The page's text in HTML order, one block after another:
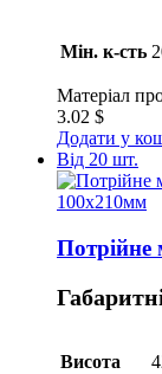
Мін. к-сть
Матеріал
3.02 $
Додати у
Від 20 шт.
Потрійне
Висота